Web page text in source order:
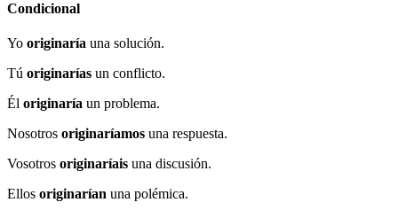
Condicional
Yo originaría una solución.
Tú originarías un conflicto.
Él originaría un problema.
Nosotros originaríamos una respuesta.
Vosotros originaríais una discusión.
Ellos originarían una polémica.